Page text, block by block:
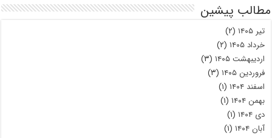
مطالب پیشین
تیر ۱۴۰۵
(۲)
خرداد ۱۴۰۵
(۲)
اردیبهشت ۱۴۰۵
(۳)
فروردین ۱۴۰۵
(۳)
اسفند ۱۴۰۴
(۱)
بهمن ۱۴۰۴
(۱)
دی ۱۴۰۴
(۱)
آبان ۱۴۰۴
(۱)